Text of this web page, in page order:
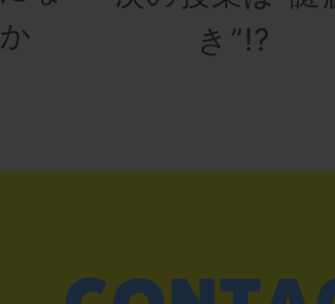
き”!?